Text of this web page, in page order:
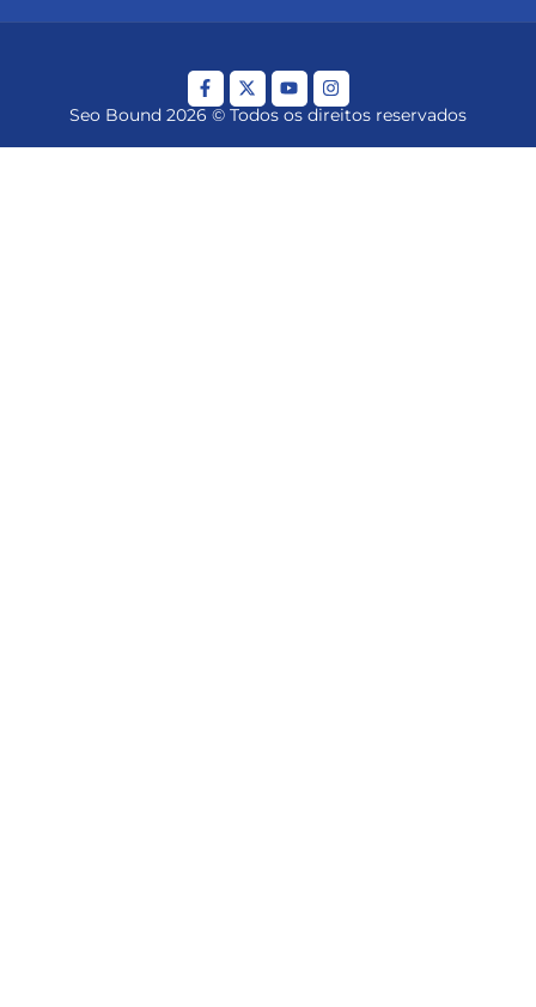
Seo Bound 2026 © Todos os direitos reservados